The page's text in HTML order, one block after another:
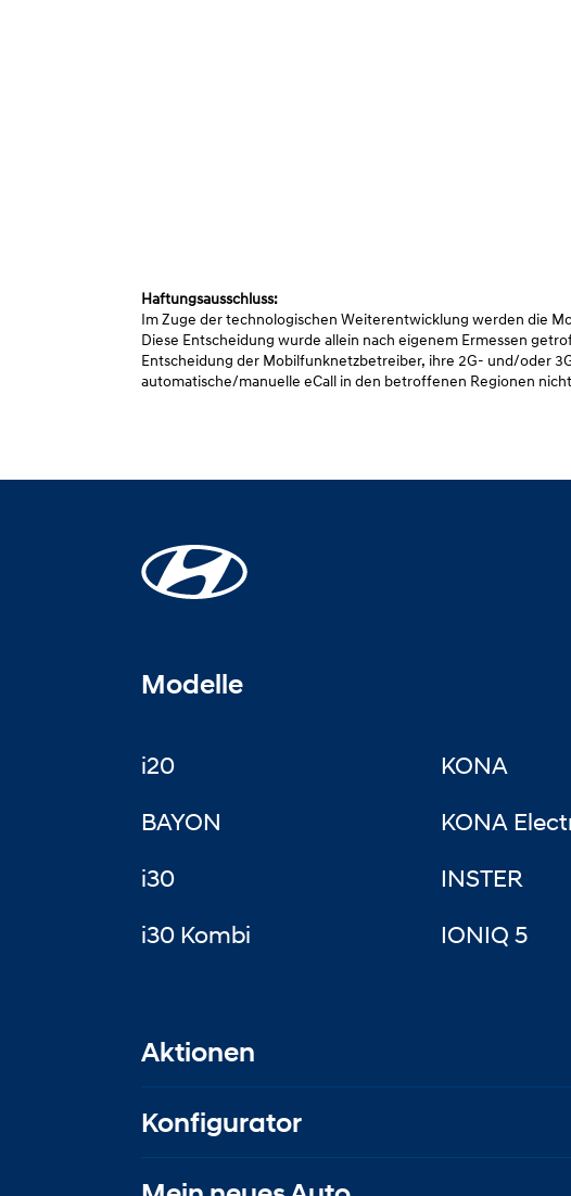
Haftungsausschluss:
Im Zuge der technologischen Weiterentwicklung werden die
Diese Entscheidung wurde allein nach eigenem Ermessen
Entscheidung der Mobilfunknetzbetreiber, ihre 2G- und/oder
automatische/manuelle eCall in den betroffenen Regionen
Modelle
i20
BAYON
i30
i30 Kombi
KONA
KONA
INSTER
IONIQ 5
Aktionen
Konfigurator